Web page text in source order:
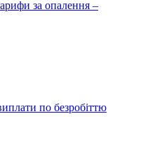
за опалення –
по безробіттю